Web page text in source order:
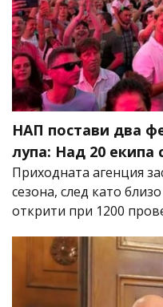
НАП постави два
лупа: Над 20 екипа
Приходната агенция
сезона, след като
открити при 1200